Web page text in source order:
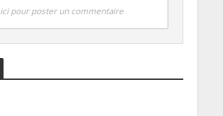
ici pour poster un commentaire